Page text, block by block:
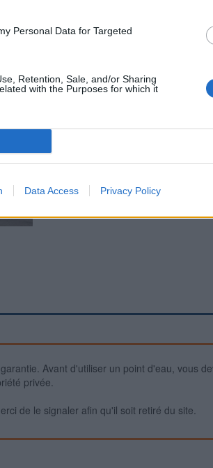
Personal Data for Targeted
Retention, Sale, and/or Sharing
with the Purposes for which it
Data Access Privacy Policy
Avant d'utiliser un point d'eau, vous
privée.
de le signaler afin qu'il soit retiré du site.